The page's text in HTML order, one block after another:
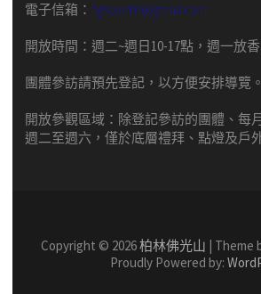
電子信箱： fgsberlin@gmail.com
開放時間 ： 週二~週日 10-17點， 週一放香
團體參訪請預先登記，以方便安排導覽 。
開放參觀區域： 除登記參訪的團體、每
週二至週六，僅於底層禮拜、點燈及戶
Copyright © 2026柏林佛光山 | Theme
Proudly Powered by: